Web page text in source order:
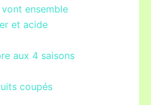
ensemble
et acide
aux 4 saisons
coupés